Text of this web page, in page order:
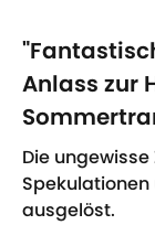
Anlass zur
Die
ausgelöst.